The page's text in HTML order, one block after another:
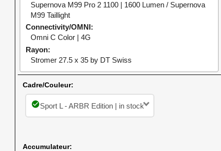
Supernova M99 Pro 2 1100 | 1600 Lumen / Supernova
M99 Taillight
Connectivity/OMNI
Omni C Color | 4G
Rayon
Stromer 27.5 x 35 by DT Swiss
Cadre/Couleur:
check_circleSport L - ARBR Edition | in stock
Accumulateur: